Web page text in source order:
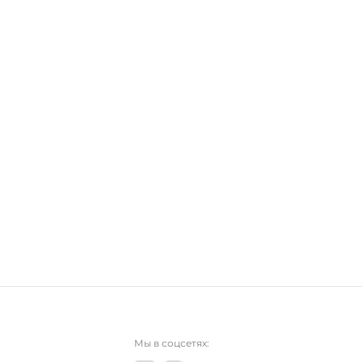
Мы в соцсетях: